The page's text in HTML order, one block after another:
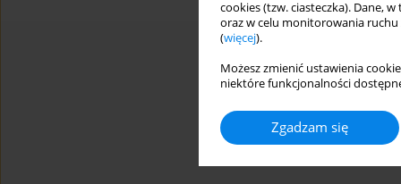
cookies (tzw. ciasteczka). Dane,
oraz w celu monitorowania ruchu
(więcej).
Możesz zmienić ustawienia
niektóre funkcjonalności
Zgadzam się